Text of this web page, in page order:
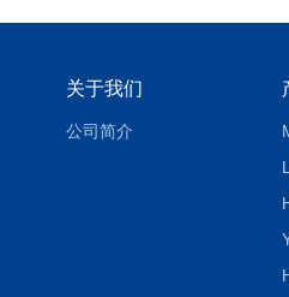
关于我们
公司简介